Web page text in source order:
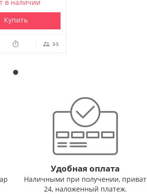
в наличии
Купить
3-5
Удобная оплата
Наличными при получении, приват
24, наложенный платеж.